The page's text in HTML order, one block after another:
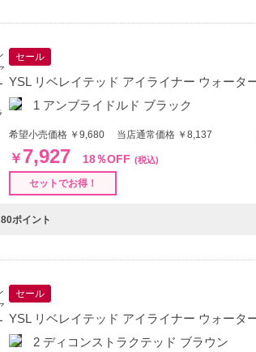
セール
YSL リベレイテッド アイライナー ウォータ
1 アンブライドルド ブラック
希望小売価格 ￥9,680 当店通常価格 ￥8,137
￥ 7,927 18％OFF (税込)
セットでお得！
80ポイント
セール
YSL リベレイテッド アイライナー ウォータ
2 ディコンストラクテッド ブラウン